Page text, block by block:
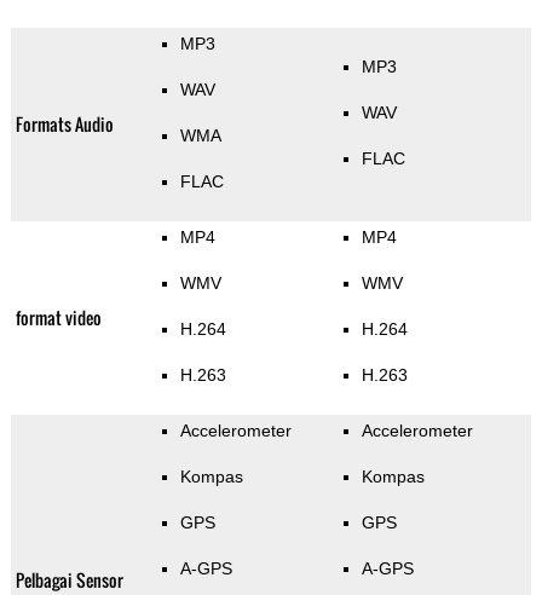
Formats Audio
MP3
WAV
WMA
FLAC
MP3
WAV
FLAC
format video
MP4
WMV
H.264
H.263
MP4
WMV
H.264
H.263
Pelbagai Sensor
Accelerometer
Kompas
GPS
A-GPS
Accelerometer
Kompas
GPS
A-GPS